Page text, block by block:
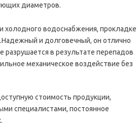
диаметров.
холодного водоснабжения, прокладке
и долговечный, он отлично
разрушается в результате перепадов
механическое воздействие без
стоимость продукции,
специалистами, постоянное